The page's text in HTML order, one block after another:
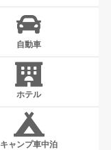
自動車
ホテル
キャンプ車中泊